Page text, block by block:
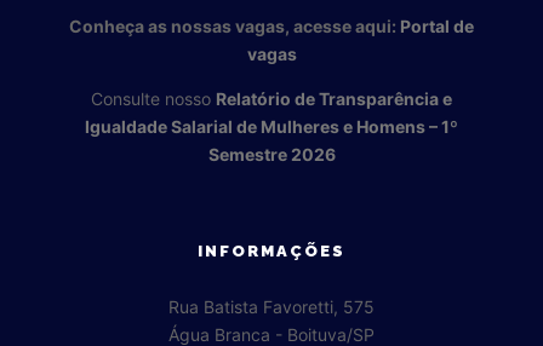
Conheça as nossas vagas, acesse aqui: Portal de
vagas
Consulte nosso Relatório de Transparência e
Igualdade Salarial de Mulheres e Homens – 1º
Semestre 2026
INFORMAÇÕES
Rua Batista Favoretti, 575
Água Branca - Boituva/SP